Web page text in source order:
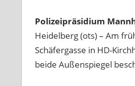
Polizeipräsidium
Heidelberg (ots) – Am
Schäfergasse in HD-
beide Außenspiegel